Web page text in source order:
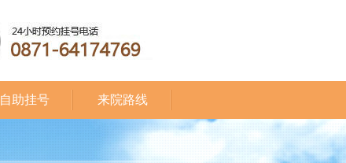
自助挂号 来院路线